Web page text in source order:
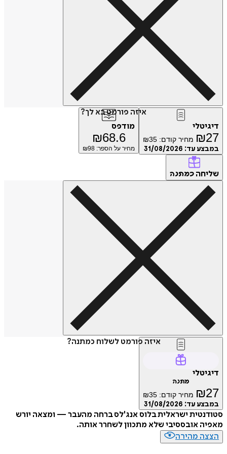
איזה פורמט בא לך?
₪ מחיר קודם: ₪35
עד:31/08/2026
מודפס
₪68.6
מחיר על הספר: ₪98
כמתנה
איזה פורמט לשלוח כמתנה?
₪ מחיר קודם: ₪35
עד:31/08/2026
ישראלית בלוס אנג'לס ברחה מהעבר — ומצאה יורש
אובססיבי שלא מתכוון לשחרר אותה.
מהירה